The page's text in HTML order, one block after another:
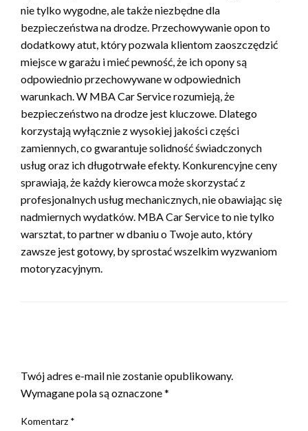
nie tylko wygodne, ale także niezbędne dla
bezpieczeństwa na drodze. Przechowywanie opon to
dodatkowy atut, który pozwala klientom zaoszczędzić
miejsce w garażu i mieć pewność, że ich opony są
odpowiednio przechowywane w odpowiednich
warunkach. W MBA Car Service rozumieją, że
bezpieczeństwo na drodze jest kluczowe. Dlatego
korzystają wyłącznie z wysokiej jakości części
zamiennych, co gwarantuje solidność świadczonych
usług oraz ich długotrwałe efekty. Konkurencyjne ceny
sprawiają, że każdy kierowca może skorzystać z
profesjonalnych usług mechanicznych, nie obawiając się
nadmiernych wydatków. MBA Car Service to nie tylko
warsztat, to partner w dbaniu o Twoje auto, który
zawsze jest gotowy, by sprostać wszelkim wyzwaniom
motoryzacyjnym.
Twój adres e-mail nie zostanie opublikowany.
Wymagane pola są oznaczone*
Komentarz *